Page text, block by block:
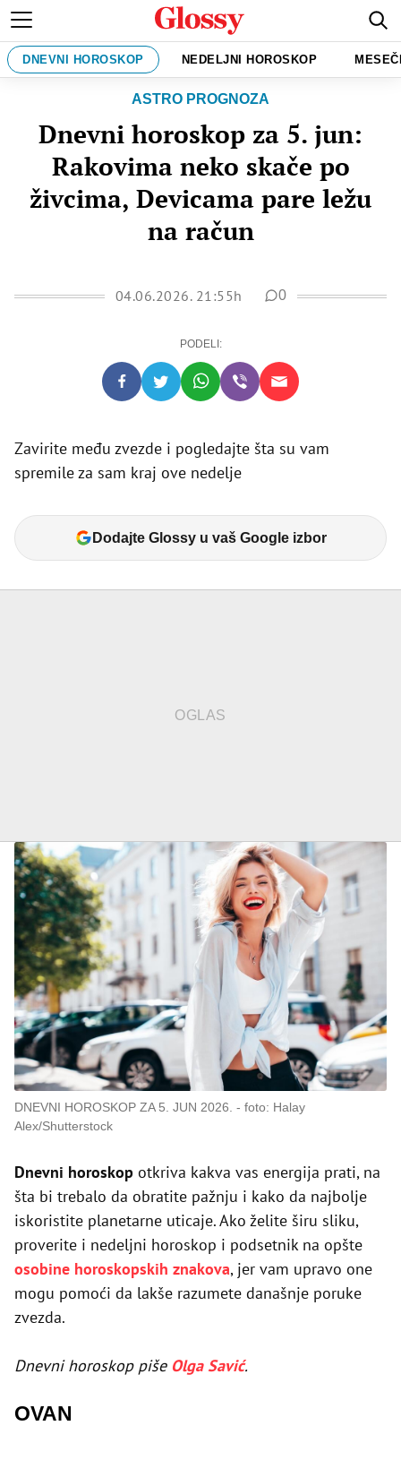
DNEVNI HOROSKOP NEDELJNI HOROSKOP
ASTRO PROGNOZA
Dnevni horoskop za 5. jun:
Rakovima neko skače po
živcima, Devicama pare ležu
na račun
04.06.2026. 21:55h 0
PODELI:
Zavirite među zvezde i pogledajte šta su vam
spremile za sam kraj ove nedelje
Dodajte Glossy u vaš Google izbor
DNEVNI HOROSKOP ZA 5. JUN 2026.
foto: Halay
Alex/Shutterstock
Dnevni horoskop otkriva kakva vas energija prati, na
šta bi trebalo da obratite pažnju i kako da najbolje
iskoristite planetarne uticaje. Ako želite širu sliku,
proverite i nedeljni horoskop i podsetnik na opšte
osobine horoskopskih znakova, jer vam upravo one
mogu pomoći da lakše razumete današnje poruke
zvezda.
Dnevni horoskop piše Olga Savić.
OVAN